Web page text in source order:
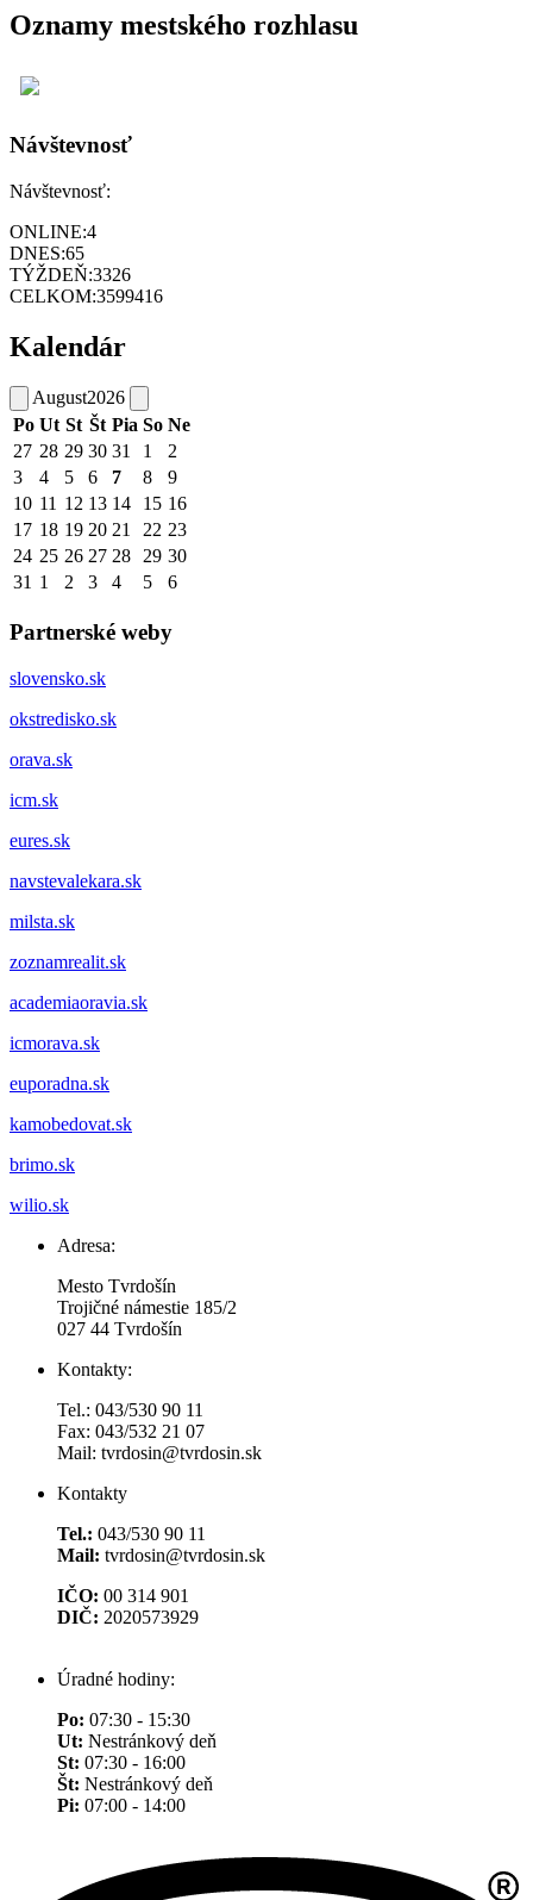
Oznamy mestského rozhlasu
Návštevnosť
Návštevnosť:
ONLINE:4
DNES:65
TÝŽDEŇ:3326
CELKOM:3599416
Kalendár
August2026
Po Ut St Št Pia So Ne
27 28 29 30 31 1
2
3
4 5 6 7 8
9
10 11 12 13 14 15 16
17 18 19 20 21 22 23
24 25 26 27 28 29 30
31 1 2 3 4 5 6
Partnerské weby
slovensko.sk
okstredisko.sk
orava.sk
icm.sk
eures.sk
navstevalekara.sk
milsta.sk
zoznamrealit.sk
academiaoravia.sk
icmorava.sk
euporadna.sk
kamobedovat.sk
brimo.sk
wilio.sk
Adresa:
Mesto Tvrdošín
Trojičné námestie 185/2
027 44 Tvrdošín
Kontakty:
Tel.: 043/530 90 11
Fax: 043/532 21 07
Mail: tvrdosin@tvrdosin.sk
Kontakty
Tel.: 043/530 90 11
Mail: tvrdosin@tvrdosin.sk
IČO: 00 314 901
DIČ: 2020573929
Úradné hodiny:
Po: 07:30 - 15:30
Ut: Nestránkový deň
St: 07:30 - 16:00
Št: Nestránkový deň
Pi: 07:00 - 14:00